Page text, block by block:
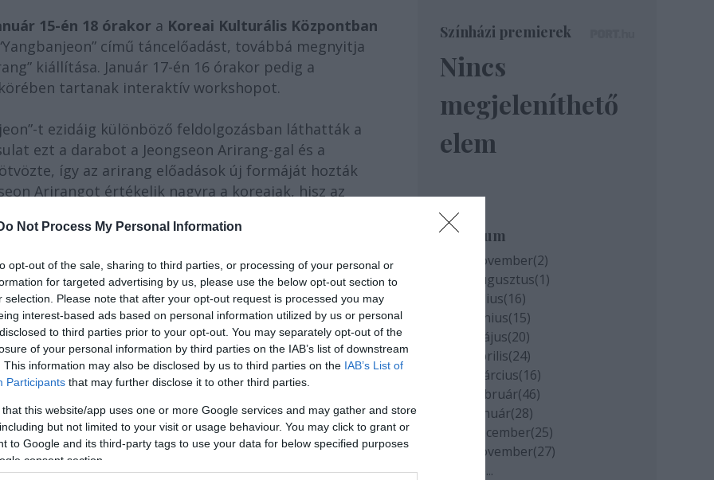
Not Process My Personal Information
opt-out of the sale, sharing to third parties, or processing of your personal or
for targeted advertising by us, please use the below opt-out section to
selection. Please note that after your opt-out request is processed you may
interest-based ads based on personal information utilized by us or personal
to third parties prior to your opt-out. You may separately opt-out of the
of your personal information by third parties on the IAB’s list of downstream
This information may also be disclosed by us to third parties on the IAB’s List of
Participants that may further disclose it to other third parties.
that this website/app uses one or more Google services and may gather and store
but not limited to your visit or usage behaviour. You may click to grant or
to Google and its third-party tags to use your data for below specified purposes
consent section.
15-én 18 órakor a Koreai Kulturális Központban
című táncelőadást, továbbá megnyitja
kiállítása. Január 17-én 16 órakor pedig a
tartanak interaktív workshopot.
t ezidáig különböző feldolgozásban láthatták a
ezt a darabot a Jeongseon Arirang-gal és a
így az arirang előadások új formáját hozták
Arirangot értékelik nagyra a koreaiak, hisz az
történelme jelenik meg benne.
Színházi premierek
Nincs
megjeleníthető
elem
Archívum
2020 november(2)
2020 augusztus(1)
2020 július(16)
2020 június(15)
2020 május(20)
2020 április(24)
2020 március(16)
2020 február(46)
2020 január(28)
2019 december(25)
2019 november(27)
...